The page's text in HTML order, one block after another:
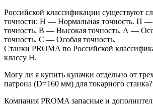
Российской классификации существуют
точности: Н — Нормальная точность. П
точность. В — Высокая точность. А —
точность. С — Особая точность.
Станки PROMA по Российской
классу Н.
Могу ли я купить кулачки отдельно от
патрона (D=160 мм) для токарного станка?
Компания PROMA запасные и